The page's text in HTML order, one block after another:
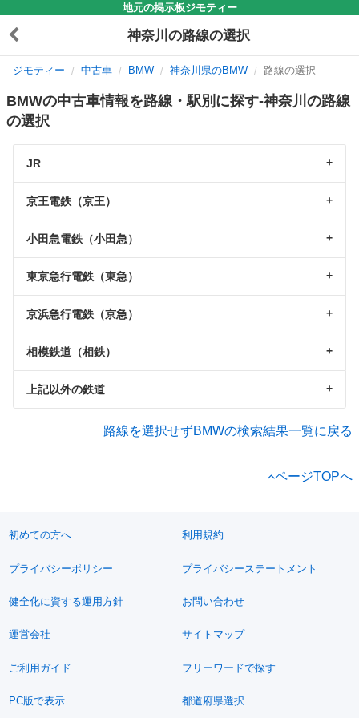
地元の掲示板ジモティー
神奈川の路線の選択
ジモティー 中古車 BMW 神奈川県のBMW 路線の選択
BMWの中古車情報を路線・駅別に探す-神奈川の路線
の選択
JR
京王電鉄（京王）
小田急電鉄（小田急）
東京急行電鉄（東急）
京浜急行電鉄（京急）
相模鉄道（相鉄）
上記以外の鉄道
路線を選択せずBMWの検索結果一覧に戻る
ページTOPへ
初めての方へ 利用規約
プライバシーポリシー プライバシーステートメント
健全化に資する運用方針 お問い合わせ
運営会社 サイトマップ
ご利用ガイド フリーワードで探す
PC版で表示 都道府県選択